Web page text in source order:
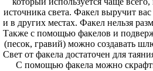
источника света. Факел выручит
и в других местах. Факел нельзя
Также с помощью факелов и
(песок, гравий) можно создавать
Свет от факела достаточен для
С помощью факела можно